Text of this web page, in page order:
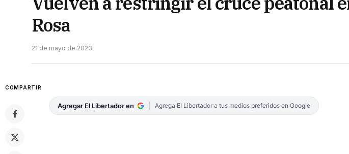
Rosa
21 de mayo de 2023
COMPARTIR
Agregar El Libertador en Agrega El Libertador a tus medios preferidos en Google